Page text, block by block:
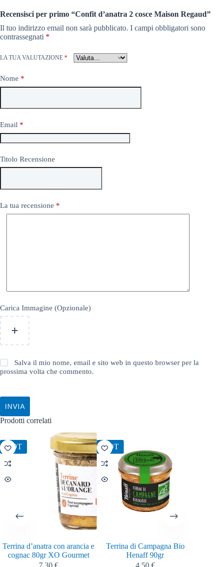
Recensisci per primo “Confit d’anatra 2 cosce Maison Regaud”
Il tuo indirizzo email non sarà pubblicato. I campi obbligatori sono
contrassegnati *
LA TUA VALUTAZIONE *
Nome *
Email *
Titolo Recensione
La tua recensione *
Carica Immagine (Opzionale)
Salva il mio nome, email e sito web in questo browser per la
prossima volta che commento.
INVIA
Prodotti correlati
HOT
Terrina d’anatra con arancia e
cognac 80gr XO Gourmet
7,30 €
HOT
Terrina di Campagna Bio
Henaff 90gr
4,50 €